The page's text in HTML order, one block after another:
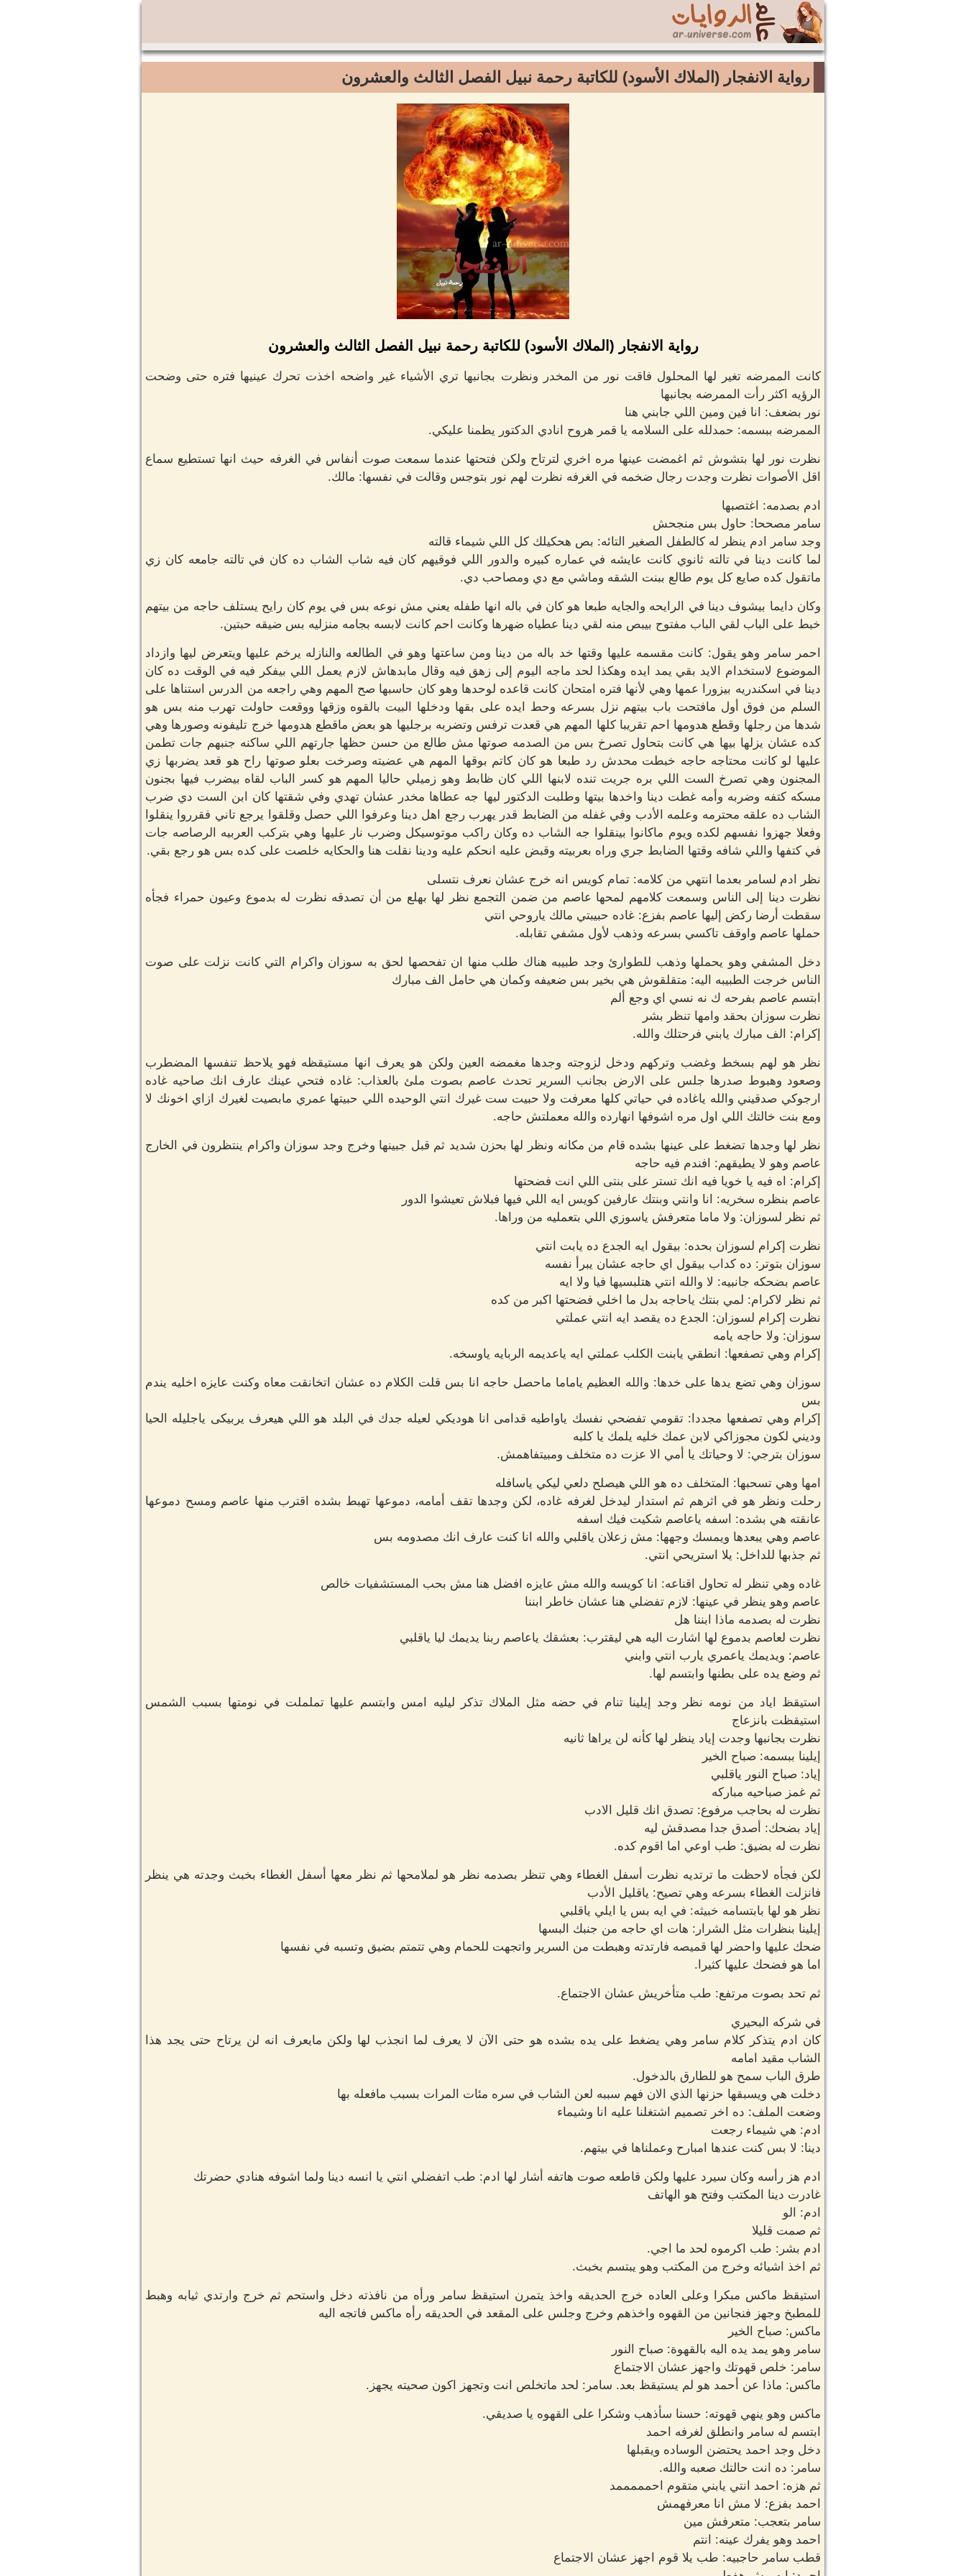
رواية الانفجار (الملاك الأسود) للكاتبة رحمة نبيل الفصل الثالث والعشرون
رواية الانفجار (الملاك الأسود) للكاتبة رحمة نبيل الفصل الثالث والعشرون
كانت الممرضه تغير لها المحلول فاقت نور من المخدر ونظرت بجانبها تري الأشياء غير واضحه اخذت تحرك عينيها فتره حتى وضحت
الرؤيه اكثر رأت الممرضه بجانبها
نور بضعف: انا فين ومين اللي جابني هنا
الممرضه ببسمه: حمدلله على السلامه يا قمر هروح انادي الدكتور يطمنا عليكي.
نظرت نور لها بتشوش ثم اغمضت عينها مره اخري لترتاح ولكن فتحتها عندما سمعت صوت أنفاس في الغرفه حيث انها تستطيع سماع
اقل الأصوات نظرت وجدت رجال ضخمه في الغرفه نظرت لهم نور بتوجس وقالت في نفسها: مالك.
ادم بصدمه: اغتصبها
سامر مصححا: حاول بس منجحش
وجد سامر ادم ينظر له كالطفل الصغير التائه: بص هحكيلك كل اللي شيماء قالته
لما كانت دينا في تالته ثانوي كانت عايشه في عماره كبيره والدور اللي فوقيهم كان فيه شاب الشاب ده كان في تالته جامعه كان زي
ماتقول كده صايع كل يوم طالع ببنت الشقه وماشي مع دي ومصاحب دي.
وكان دايما بيشوف دينا في الرايحه والجايه طبعا هو كان في باله انها طفله يعني مش نوعه بس في يوم كان رايح يستلف حاجه من بيتهم
خبط على الباب لقي الباب مفتوح بيبص منه لقي دينا عطياه ضهرها وكانت احم كانت لابسه بجامه منزليه بس ضيقه حبتين.
احمر سامر وهو يقول: كانت مقسمه عليها وقتها خد باله من دينا ومن ساعتها وهو في الطالعه والنازله يرخم عليها ويتعرض ليها وازداد
الموضوع لاستخدام الايد بقي يمد ايده وهكذا لحد ماجه اليوم إلى زهق فيه وقال مابدهاش لازم يعمل اللي بيفكر فيه في الوقت ده كان
دينا في اسكندريه بيزورا عمها وهي لأنها فتره امتحان كانت قاعده لوحدها وهو كان حاسبها صح المهم وهي راجعه من الدرس استناها على
السلم من فوق أول مافتحت باب بيتهم نزل بسرعه وحط ايده على بقها ودخلها البيت بالقوه وزقها ووقعت حاولت تهرب منه بس هو
شدها من رجلها وقطع هدومها احم تقريبا كلها المهم هي قعدت ترفس وتضربه برجليها هو بعض ماقطع هدومها خرج تليفونه وصورها وهي
كده عشان يزلها بيها هي كانت بتحاول تصرخ بس من الصدمه صوتها مش طالع من حسن حظها جارتهم اللي ساكنه جنبهم جات تطمن
عليها لو كانت محتاجه حاجه خبطت محدش رد طبعا هو كان كاتم بوقها المهم هي عضيته وصرخت بعلو صوتها راح هو قعد يضربها زي
المجنون وهي تصرخ الست اللي بره جريت تنده لابنها اللي كان ظابط وهو زميلي حاليا المهم هو كسر الباب لقاه بيضرب فيها بجنون
مسكه كتفه وضربه وأمه غطت دينا واخدها بيتها وطلبت الدكتور ليها جه عطاها مخدر عشان تهدي وفي شقتها كان ابن الست دي ضرب
الشاب ده علقه محترمه وعلمه الأدب وفي غفله من الضابط قدر يهرب رجع اهل دينا وعرفوا اللي حصل وقلقوا يرجع تاني فقرروا ينقلوا
وفعلا جهزوا نفسهم لكده ويوم ماكانوا بينقلوا جه الشاب ده وكان راكب موتوسيكل وضرب نار عليها وهي بتركب العربيه الرصاصه جات
في كتفها واللي شافه وقتها الضابط جري وراه بعربيته وقبض عليه انحكم عليه ودينا نقلت هنا والحكايه خلصت على كده بس هو رجع بقي.
نظر ادم لسامر بعدما انتهي من كلامه: تمام كويس انه خرج عشان نعرف نتسلى
نظرت دينا إلى الناس وسمعت كلامهم لمحها عاصم من ضمن التجمع نظر لها بهلع من أن تصدقه نظرت له بدموع وعيون حمراء فجأه
سقطت أرضا ركض إليها عاصم بفزع: غاده حبيبتي مالك ياروحي انتي
حملها عاصم واوقف تاكسي بسرعه وذهب لأول مشفي تقابله.
دخل المشفي وهو يحملها وذهب للطوارئ وجد طبيبه هناك طلب منها ان تفحصها لحق به سوزان واكرام التي كانت نزلت على صوت
الناس خرجت الطبيبه اليه: متقلقوش هي بخير بس ضعيفه وكمان هي حامل الف مبارك
ابتسم عاصم بفرحه ك نه نسي اي وجع ألم
نظرت سوزان بحقد وامها تنظر بشر
إكرام: الف مبارك يابني فرحتلك والله.
نظر هو لهم بسخط وغضب وتركهم ودخل لزوجته وجدها مغمضه العين ولكن هو يعرف انها مستيقظه فهو يلاحظ تنفسها المضطرب
وصعود وهبوط صدرها جلس على الارض بجانب السرير تحدث عاصم بصوت ملئ بالعذاب: غاده فتحي عينك عارف انك صاحيه غاده
ارجوكي صدقيني والله ياغاده في حياتي كلها معرفت ولا حبيت ست غيرك انتي الوحيده اللي حبيتها عمري مابصيت لغيرك ازاي اخونك لا
ومع بنت خالتك اللي اول مره اشوفها انهارده والله معملتش حاجه.
نظر لها وجدها تضغط على عينها بشده قام من مكانه ونظر لها بحزن شديد ثم قبل جبينها وخرج وجد سوزان واكرام ينتظرون في الخارج
عاصم وهو لا يطيقهم: افندم فيه حاجه
إكرام: اه فيه يا خويا فيه انك تستر على بنتى اللي انت فضحتها
عاصم بنظره سخريه: انا وانتي وبنتك عارفين كويس ايه اللي فيها فبلاش تعيشوا الدور
ثم نظر لسوزان: ولا ماما متعرفش ياسوزي اللي بتعمليه من وراها.
نظرت إكرام لسوزان بحده: بيقول ايه الجدع ده يابت انتي
سوزان بتوتر: ده كداب بيقول اي حاجه عشان يبرأ نفسه
عاصم بضحكه جانبيه: لا والله انتي هتلبسيها فيا ولا ايه
ثم نظر لاكرام: لمي بنتك ياحاجه بدل ما اخلي فضحتها اكبر من كده
نظرت إكرام لسوزان: الجدع ده يقصد ايه انتي عملتي
سوزان: ولا حاجه يامه
إكرام وهي تصفعها: انطقي يابنت الكلب عملتي ايه ياعديمه الربايه ياوسخه.
سوزان وهي تضع يدها على خدها: والله العظيم ياماما ماحصل حاجه انا بس قلت الكلام ده عشان اتخانقت معاه وكنت عايزه اخليه يندم
بس
إكرام وهي تصفعها مجددا: تقومي تفضحي نفسك ياواطيه قدامى انا هوديكي لعيله جدك في البلد هو اللي هيعرف يربيكى ياجليله الحيا
وديني لكون مجوزاكي لابن عمك خليه يلمك يا كلبه
سوزان بترجي: لا وحياتك يا أمي الا عزت ده متخلف ومبيتفاهمش.
امها وهي تسحبها: المتخلف ده هو اللي هيصلح دلعي ليكي ياسافله
رحلت ونظر هو في اثرهم ثم استدار ليدخل لغرفه غاده، لكن وجدها تقف أمامه، دموعها تهبط بشده اقترب منها عاصم ومسح دموعها
عانقته هي بشده: اسفه ياعاصم شكيت فيك اسفه
عاصم وهي يبعدها ويمسك وجهها: مش زعلان ياقلبي والله انا كنت عارف انك مصدومه بس
ثم جذبها للداخل: يلا استريحي انتي.
غاده وهي تنظر له تحاول اقناعه: انا كويسه والله مش عايزه افضل هنا مش بحب المستشفيات خالص
عاصم وهو ينظر في عينها: لازم تفضلي هنا عشان خاطر ابننا
نظرت له بصدمه ماذا ابننا هل
نظرت لعاصم بدموع لها اشارت اليه هي ليقترب: بعشقك ياعاصم ربنا يديمك ليا ياقلبي
عاصم: ويديمك ياعمري يارب انتي وابني
ثم وضع يده على بطنها وابتسم لها.
استيقظ اياد من نومه نظر وجد إيلينا تنام في حضه مثل الملاك تذكر ليليه امس وابتسم عليها تململت في نومتها بسبب الشمس
استيقظت بانزعاج
نظرت بجانبها وجدت إياد ينظر لها كأنه لن يراها ثانيه
إيلينا ببسمه: صباح الخير
إياد: صباح النور ياقلبي
ثم غمز صباحيه مباركه
نظرت له بحاجب مرفوع: تصدق انك قليل الادب
إياد بضحك: أصدق جدا مصدقش ليه
نظرت له بضيق: طب اوعي اما اقوم كده.
لكن فجأه لاحظت ما ترتديه نظرت أسفل الغطاء وهي تنظر بصدمه نظر هو لملامحها ثم نظر معها أسفل الغطاء بخبث وجدته هي ينظر
فانزلت الغطاء بسرعه وهي تصيح: ياقليل الأدب
نظر هو لها بابتسامه خبيثه: في ايه بس يا ايلي ياقلبي
إيلينا بنظرات مثل الشرار: هات اي حاجه من جنبك البسها
ضحك عليها واحضر لها قميصه فارتدته وهبطت من السرير واتجهت للحمام وهي تتمتم بضيق وتسبه في نفسها
اما هو فضحك عليها كثيرا.
ثم تحد بصوت مرتفع: طب متأخريش عشان الاجتماع.
في شركه البحيري
كان ادم يتذكر كلام سامر وهي يضغط على يده بشده هو حتى الآن لا يعرف لما انجذب لها ولكن مايعرف انه لن يرتاح حتى يجد هذا
الشاب مقيد امامه
طرق الباب سمح هو للطارق بالدخول.
دخلت هي ويسبقها حزنها الذي الان فهم سببه لعن الشاب في سره مئات المرات بسبب مافعله بها
وضعت الملف: ده اخر تصميم اشتغلنا عليه انا وشيماء
ادم: هي شيماء رجعت
دينا: لا بس كنت عندها امبارح وعملناها في بيتهم.
ادم هز رأسه وكان سيرد عليها ولكن قاطعه صوت هاتفه أشار لها ادم: طب اتفضلي انتي يا انسه دينا ولما اشوفه هنادي حضرتك
غادرت دينا المكتب وفتح هو الهاتف
ادم: الو
ثم صمت قليلا
ادم بشر: طب اكرموه لحد ما اجي.
ثم اخذ اشيائه وخرج من المكتب وهو يبتسم بخبث.
استيقظ ماكس مبكرا وعلى العاده خرج الحديقه واخذ يتمرن استيقظ سامر ورأه من نافذته دخل واستحم ثم خرج وارتدي ثيابه وهبط
للمطبخ وجهز فنجانين من القهوه واخذهم وخرج وجلس على المقعد في الحديقه رأه ماكس فاتجه اليه
ماكس: صباح الخير
سامر وهو يمد يده اليه بالقهوة: صباح النور
سامر: خلص قهوتك واجهز عشان الاجتماع
ماكس: ماذا عن أحمد هو لم يستيقظ بعد. سامر: لحد ماتخلص انت وتجهز اكون صحيته يجهز.
ماكس وهو ينهي قهوته: حسنا سأذهب وشكرا على القهوه يا صديقي.
ابتسم له سامر وانطلق لغرفه احمد
دخل وجد احمد يحتضن الوساده ويقبلها
سامر: ده انت حالتك صعبه والله.
ثم هزه: احمد انتي يابني متقوم احمممممد
احمد بفزع: لا مش انا معرفهمش
سامر بتعجب: متعرفش مين
احمد وهو يفرك عينه: انتم
قطب سامر حاجبيه: طب يلا قوم اجهز عشان الاجتماع